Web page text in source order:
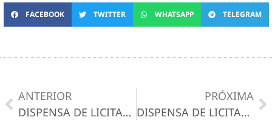
FACEBOOK TWITTER WHATSAPP TELEGRAM
ANTERIOR
DISPENSA DE LICITAÇÃO Nº 014/2025-D – CERTIDÃO/DECISÃO
PRÓXIMA
DISPENSA DE LICITAÇÃO Nº 015/2025-D – CERTIDÃO/DECISÃO